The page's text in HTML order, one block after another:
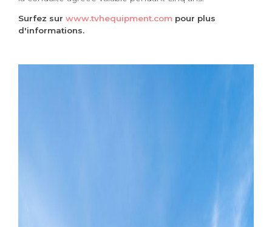
Surfez sur www.tvhequipment.com pour plus
d'informations.